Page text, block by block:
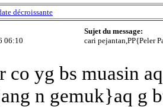
décroissante
06:10
Sujet du message:
cari pejantan,PP{Peler
co yg bs muasin
n gemuk}aq g